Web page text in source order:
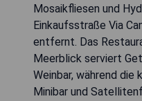
Mosaikfliesen und
Einkaufsstraße Via
entfernt. Das
Meerblick serviert
Weinbar, während
Minibar und